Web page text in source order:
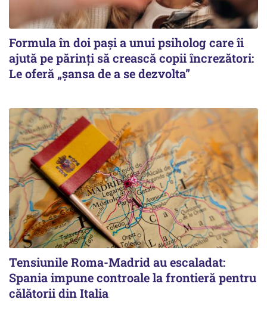
Formula în doi pași a unui psiholog care îi
ajută pe părinți să crească copii încrezători:
Le oferă „șansa de a se dezvolta”
Tensiunile Roma-Madrid au escaladat:
Spania impune controale la frontieră pentru
călătorii din Italia